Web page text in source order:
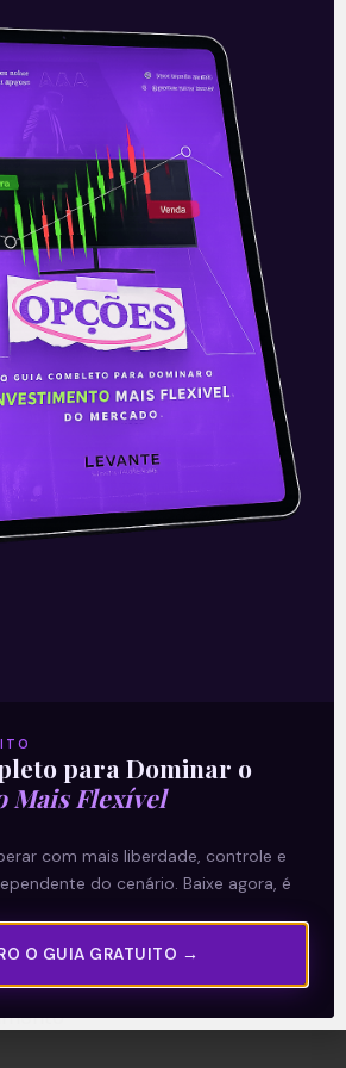
da JBS envolvem
que envolvem a JBS
tratando de
à JBS pelos controladores
de corrupção, estão opondo
numa
para Dominar o
Mais Flexível
com mais liberdade, controle e
do cenário. Baixe agora, é
O GUIA GRATUITO →